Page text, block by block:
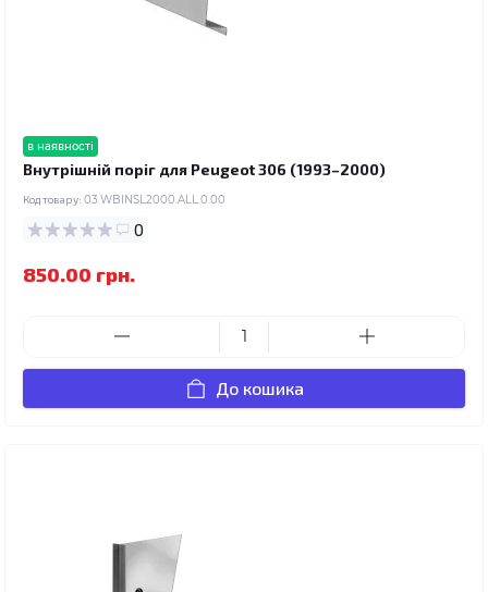
в наявності
Внутрішній поріг для Peugeot 306 (1993–2000)
Код товару: 03.WBINSL2000.ALL.0.00
0
850.00 грн.
До кошика